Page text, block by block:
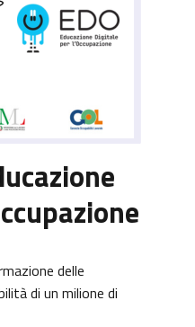
delle
di un milione di